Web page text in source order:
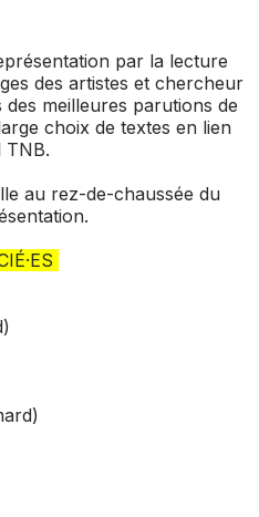
PRATIQUES
TNB
par la lecture
des artistes et chercheur
meilleures parutions de
choix de textes en lien
TNB.
au rez-de-chaussée du